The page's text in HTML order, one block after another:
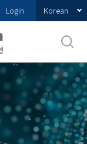
Login Korean